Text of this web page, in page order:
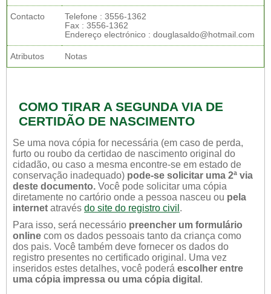
Contacto
Telefone : 3556-1362
Fax : 3556-1362
Endereço electrónico : douglasaldo@hotmail.com
Atributos Notas
COMO TIRAR A SEGUNDA VIA DE
CERTIDÃO DE NASCIMENTO
Se uma nova cópia for necessária (em caso de perda,
furto ou roubo da certidao de nascimento original do
cidadão, ou caso a mesma encontre-se em estado de
conservação inadequado) pode-se solicitar uma 2ª via
deste documento. Você pode solicitar uma cópia
diretamente no cartório onde a pessoa nasceu ou pela
internet através do site do registro civil .
Para isso, será necessário preencher um formulário
online com os dados pessoais tanto da criança como
dos pais. Você também deve fornecer os dados do
registro presentes no certificado original. Uma vez
inseridos estes detalhes, você poderá escolher entre
uma cópia impressa ou uma cópia digital .